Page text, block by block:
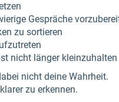
Gespräche
zu sortieren
nicht länger kleinzuhalten
nicht deine Wahrheit.
zu erkennen.